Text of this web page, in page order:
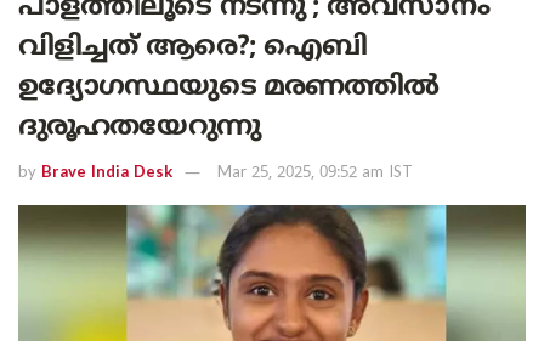
പാളത്തിലൂടെ നടന്നു ; അവസാനം
വിളിച്ചത് ആരെ?; ഐബി
ഉദ്യോഗസ്ഥയുടെ മരണത്തിൽ
ദുരൂഹതയേറുന്നു
by Brave India Desk Mar 25, 2025, 09:52 am IST